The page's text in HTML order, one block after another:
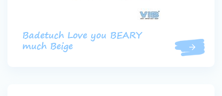
Badetuch Love you BEARY
much Beige